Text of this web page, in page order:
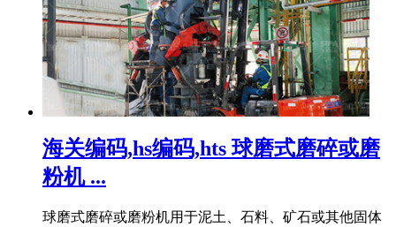
海关编码,hs编码,hts 球磨式磨碎或磨
粉机 ...
球磨式磨碎或磨粉机用于泥土、石料、矿石或其他固体